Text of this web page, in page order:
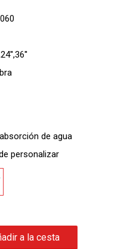
de agua
personalizar
a la cesta